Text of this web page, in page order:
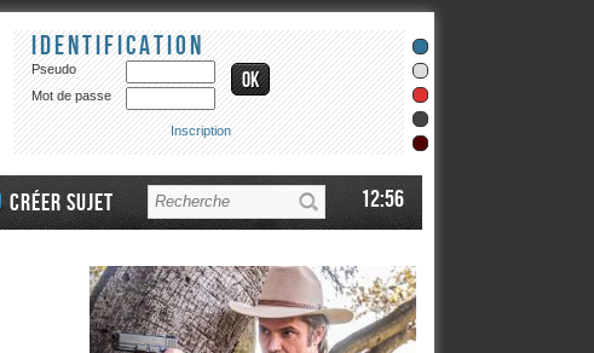
Identification
Pseudo
Mot de passe
Inscription
Créer sujet 12:56